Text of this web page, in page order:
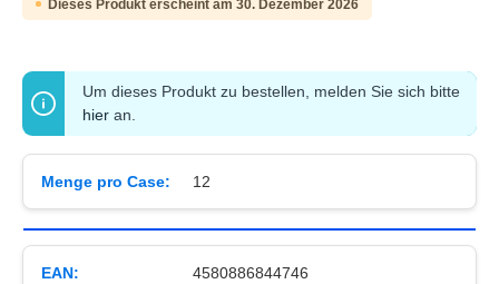
Pre-Order
Dieses Produkt erscheint am 30. Dezember 2026
Um dieses Produkt zu bestellen, melden Sie sich bitte
hier an.
Menge pro Case: 12
EAN: 4580886844746